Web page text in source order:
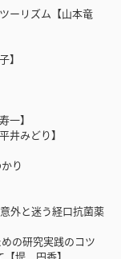
ーリズム【山本竜
】
一】
井みどり】
り
外と迷う経口抗菌薬
の研究実践のコツ